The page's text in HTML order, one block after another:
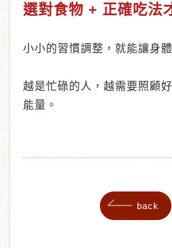
選對食物 + 正確吃法
小小的習慣調整，就能讓身
越是忙碌的人，越需要照顧
能量。
back